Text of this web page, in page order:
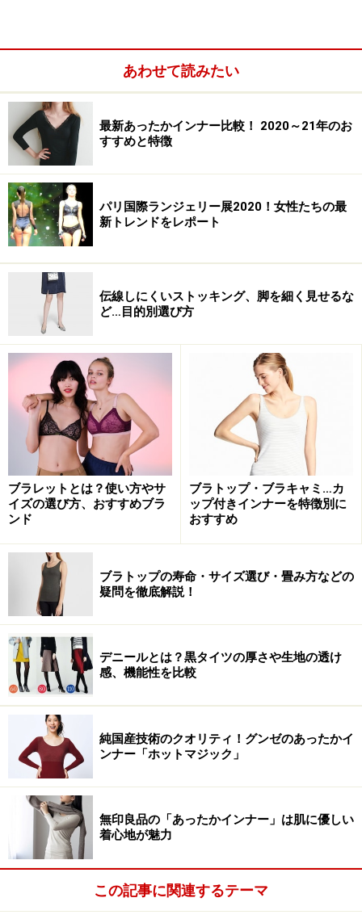
あわせて読みたい
最新あったかインナー比較！ 2020～21年のお
すすめと特徴
パリ国際ランジェリー展2020！女性たちの最
新トレンドをレポート
伝線しにくいストッキング、脚を細く見せるな
ど…目的別選び方
ブラレットとは？使い方やサ
イズの選び方、おすすめブラ
ンド
ブラトップ・ブラキャミ…カ
ップ付きインナーを特徴別に
おすすめ
ブラトップの寿命・サイズ選び・畳み方などの
疑問を徹底解説！
デニールとは？黒タイツの厚さや生地の透け
感、機能性を比較
純国産技術のクオリティ！グンゼのあったかイ
ンナー「ホットマジック」
無印良品の「あったかインナー」は肌に優しい
着心地が魅力
この記事に関連するテーマ